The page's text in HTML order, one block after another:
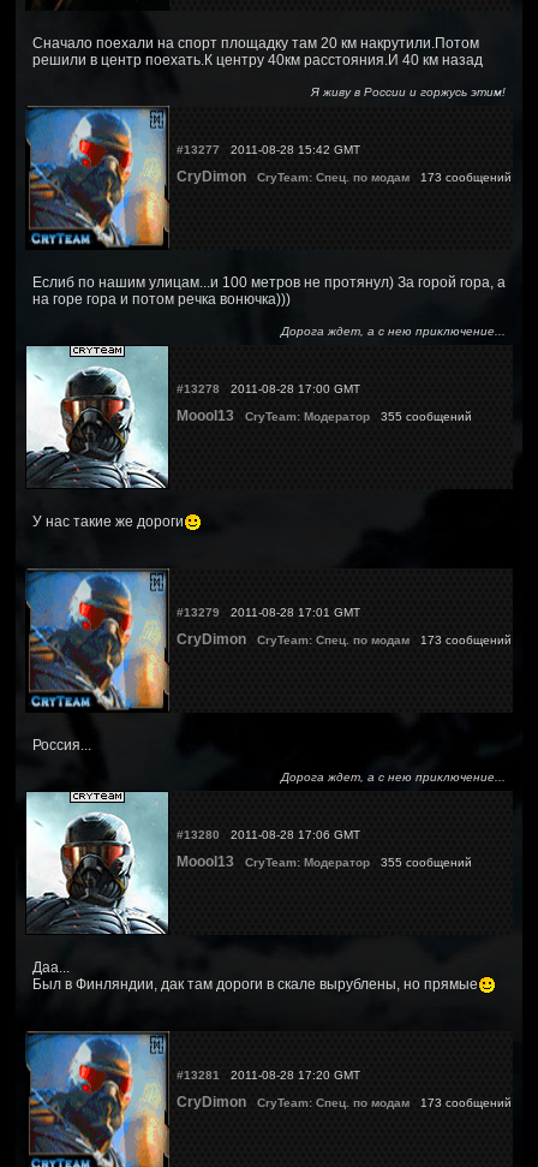
Сначало поехали на спорт площадку там 20 км накрутили.Потом
решили в центр поехать.К центру 40км расстояния.И 40 км назад
Я живу в России и горжусь этим!
#13277 2011-08-28 15:42 GMT
CryDimon CryTeam: Спец. по модам 173 сообщений
Еслиб по нашим улицам...и 100 метров не протянул) За горой гора, а
на горе гора и потом речка вонючка)))
Дорога ждет, а с нею приключение...
#13278 2011-08-28 17:00 GMT
Moool13 CryTeam: Модератор 355 сообщений
У нас такие же дороги
#13279 2011-08-28 17:01 GMT
CryDimon CryTeam: Спец. по модам 173 сообщений
Россия...
Дорога ждет, а с нею приключение...
#13280 2011-08-28 17:06 GMT
Moool13 CryTeam: Модератор 355 сообщений
Даа...
Был в Финляндии, дак там дороги в скале вырублены, но прямые
#13281 2011-08-28 17:20 GMT
CryDimon CryTeam: Спец. по модам 173 сообщений